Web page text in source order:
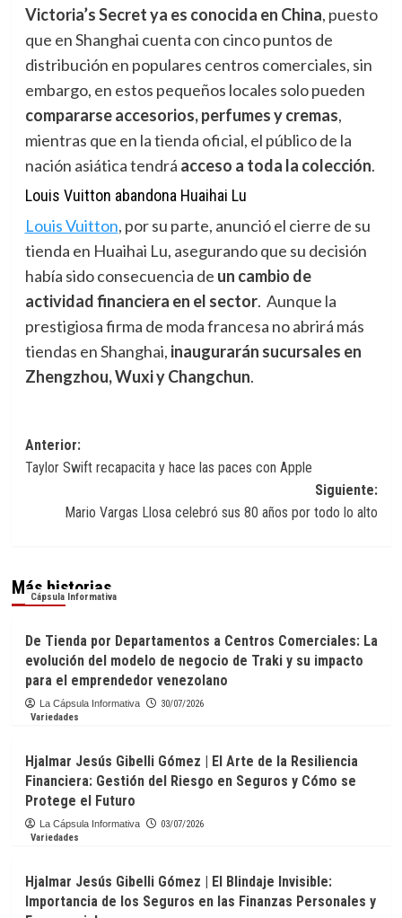
Victoria’s Secret ya es conocida en China, puesto
que en Shanghai cuenta con cinco puntos de
distribución en populares centros comerciales, sin
embargo, en estos pequeños locales solo pueden
compararse accesorios, perfumes y cremas,
mientras que en la tienda oficial, el público de la
nación asiática tendrá acceso a toda la colección.
Louis Vuitton abandona Huaihai Lu
Louis Vuitton, por su parte, anunció el cierre de su
tienda en Huaihai Lu, asegurando que su decisión
había sido consecuencia de un cambio de
actividad financiera en el sector. Aunque la
prestigiosa firma de moda francesa no abrirá más
tiendas en Shanghai, inaugurarán sucursales en
Zhengzhou, Wuxi y Changchun.
Navegación
de
entradas
Anterior:
Taylor Swift recapacita y hace las paces con Apple
Siguiente:
Mario Vargas Llosa celebró sus 80 años por todo lo alto
Más historias
Cápsula Informativa
De Tienda por Departamentos a Centros Comerciales: La
evolución del modelo de negocio de Traki y su impacto
para el emprendedor venezolano
La Cápsula Informativa
30/07/2026
Variedades
Hjalmar Jesús Gibelli Gómez | El Arte de la Resiliencia
Financiera: Gestión del Riesgo en Seguros y Cómo se
Protege el Futuro
La Cápsula Informativa
03/07/2026
Variedades
Hjalmar Jesús Gibelli Gómez | El Blindaje Invisible:
Importancia de los Seguros en las Finanzas Personales y